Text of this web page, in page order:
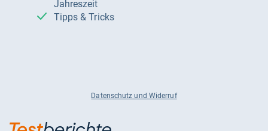
Jahreszeit
Tipps & Tricks
Datenschutz und Widerruf